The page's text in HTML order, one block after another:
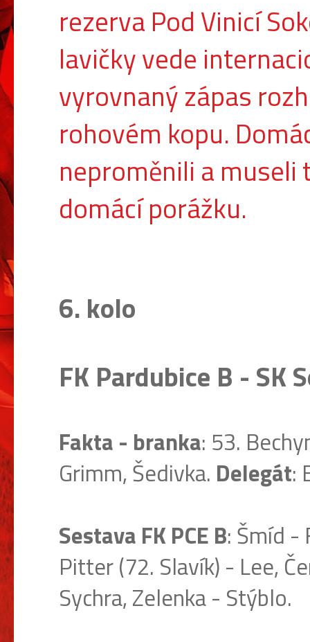
rezerva Pod Vinicí
lavičky vede
vyrovnaný zápas
rohovém kopu.
neproměnili a
domácí porážku.
6. kolo
FK Pardubice B - SK
Fakta - branka: 53.
Grimm, Šedivka. Delegát:
Sestava FK PCE B: Šmíd -
Pitter (72. Slavík) - Lee,
Sychra, Zelenka - Stýblo.